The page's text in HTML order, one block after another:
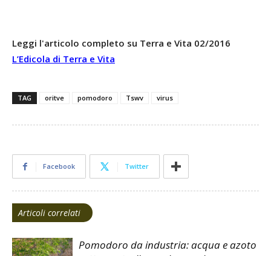
Leggi l'articolo completo su Terra e Vita 02/2016
L’Edicola di Terra e Vita
TAG oritve pomodoro Tswv virus
Facebook Twitter
Articoli correlati
Pomodoro da industria: acqua e azoto